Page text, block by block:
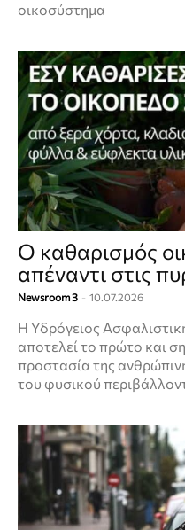
οικοσύστημα
Ο καθαρισμός
απέναντι στις
Newsroom 3 - 10.07.2026
Η Υδρόγειος
αποτελεί το πρώτο και
προστασία της
του φυσικού